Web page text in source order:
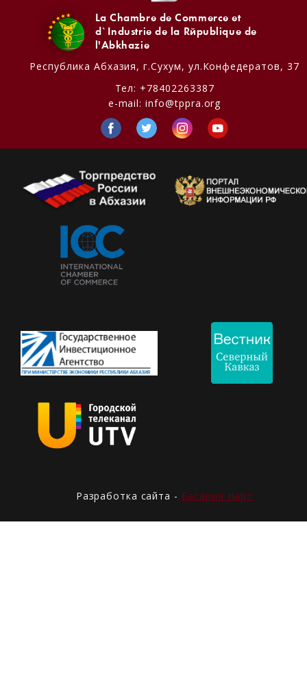
La Chambre de Commerce et
d`Industrie de la République de
l'Abkhazie
Республика Абхазия, г.Сухум, ул.Конфедератов, 37
Тел: +78402263387
e-mail:info@tppra.org
Разработка сайта - Басария Нарт